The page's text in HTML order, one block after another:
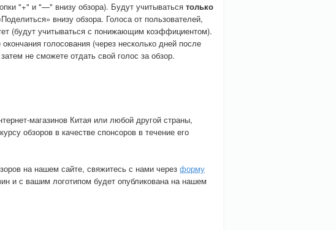
"+" и "—" внизу обзора). Будут учитываться только
внизу обзора. Голоса от пользователей,
(будут учитываться с понижающим коэффициентом).
голосования (через несколько дней после
не сможете отдать свой голос за обзор.
магазинов Китая или любой другой страны,
обзоров в качестве спонсоров в течение его
на нашем сайте, свяжитесь с нами через форму
и с вашим логотипом будет опубликована на нашем